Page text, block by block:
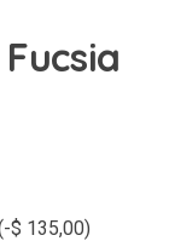
-$ 135,00)